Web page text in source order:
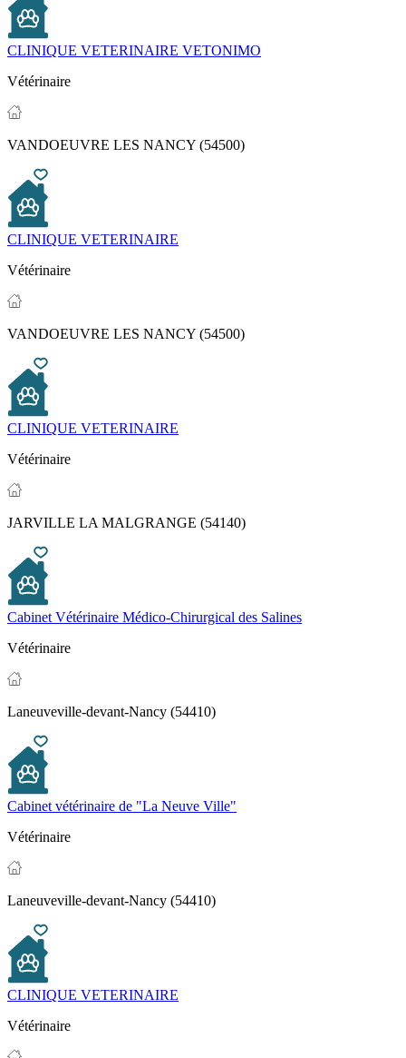
CLINIQUE VETERINAIRE VETONIMO
Vétérinaire
VANDOEUVRE LES NANCY (54500)
CLINIQUE VETERINAIRE
Vétérinaire
VANDOEUVRE LES NANCY (54500)
CLINIQUE VETERINAIRE
Vétérinaire
JARVILLE LA MALGRANGE (54140)
Cabinet Vétérinaire Médico-Chirurgical des Salines
Vétérinaire
Laneuveville-devant-Nancy (54410)
Cabinet vétérinaire de "La Neuve Ville"
Vétérinaire
Laneuveville-devant-Nancy (54410)
CLINIQUE VETERINAIRE
Vétérinaire